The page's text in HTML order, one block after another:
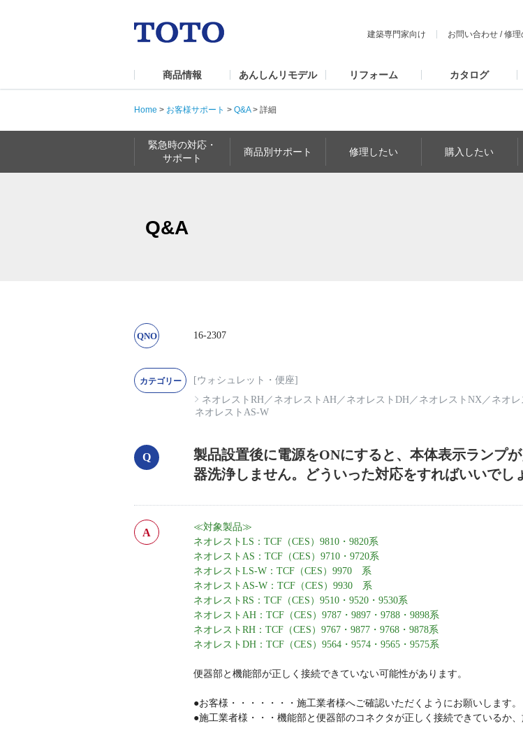
建築専門家向け お問い合わせ /修理
商品情報 あんしんリモデル リフォーム カタログ
Home > お客様サポート > Q&A> 詳細
緊急時の対応・
サポート
商品別サポート 修理したい 購入したい
Q&A
16-2307
[ウォシュレット・便座]
ネオレストRH／ ネオレストAH／ ネオレストDH／ ネオレストNX／ ネオレ
ネオレストAS-W
製品設置後に電源をONにすると、本体表示ラン
器洗浄しません。どういった対応をすればいいでし
≪対象製品≫
ネオレストLS：TCF（CES）9810・9820系
ネオレストAS：TCF（CES）9710・9720系
ネオレストLS-W：TCF（CES）9970 系
ネオレストAS-W：TCF（CES）9930 系
ネオレストRS：TCF（CES）9510・9520・9530系
ネオレストAH：TCF（CES）9787・9897・9788・9898系
ネオレストRH：TCF（CES）9767・9877・9768・9878系
ネオレストDH：TCF（CES）9564・9574・9565・9575系
便器部と機能部が正しく接続できていない可能性があります。
●お客様・・・・・・・施工業者様へご確認いただくようにお願いします。
●施工業者様・・・機能部と便器部のコネクタが正しく接続できているか